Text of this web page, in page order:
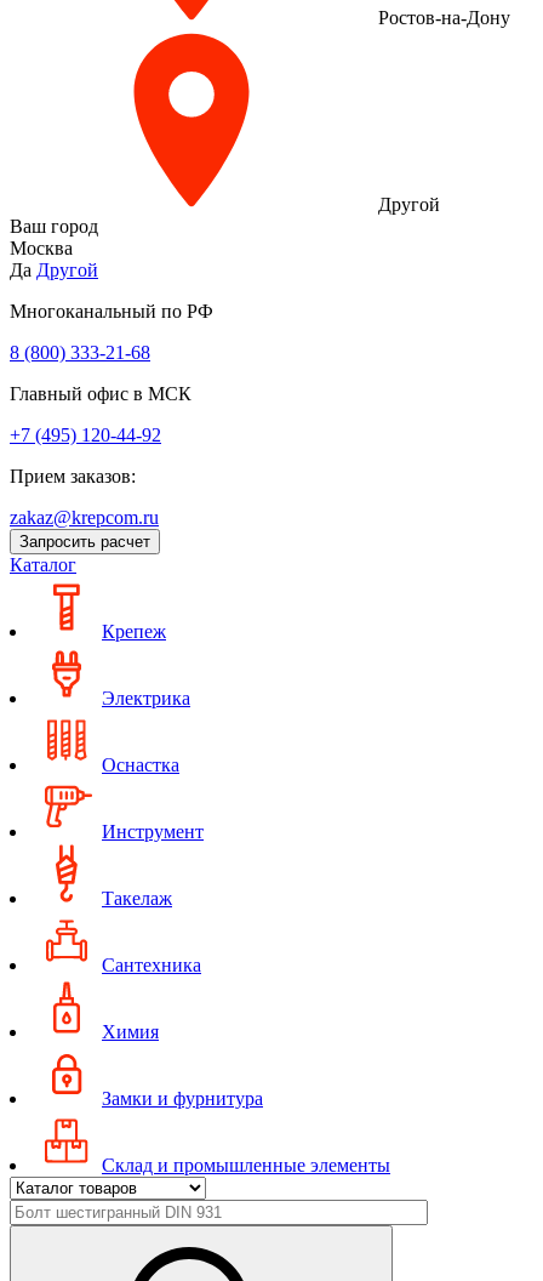
Ростов-на-Дону
Другой
Ваш город
Москва
Да Другой
Многоканальный по РФ
8 (800) 333‑21-68
Главный офис в МСК
+7 (495) 120-44-92
Прием заказов:
zakaz@krepcom.ru
Запросить расчет
Каталог
Крепеж
Электрика
Оснастка
Инструмент
Такелаж
Сантехника
Химия
Замки и фурнитура
Склад и промышленные элементы